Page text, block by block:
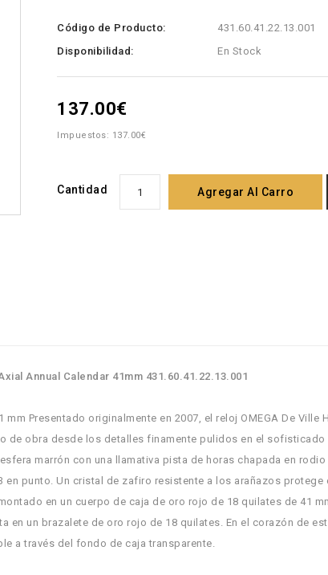
Código de Producto:
431.60.41.22.13.001
Disponibilidad:
En Stock
137.00€
Impuestos: 137.00€
Cantidad Agregar Al Carro
Annual Calendar 41mm 431.60.41.22.13.001
mm Presentado originalmente en 2007, el reloj OMEGA De Ville
de obra desde los detalles finamente pulidos en el sofisticado
marrón con una llamativa pista de horas chapada en rodio
en punto. Un cristal de zafiro resistente a los arañazos protege
en un cuerpo de caja de oro rojo de 18 quilates de 41
en un brazalete de oro rojo de 18 quilates. En el corazón de
a través del fondo de caja transparente.